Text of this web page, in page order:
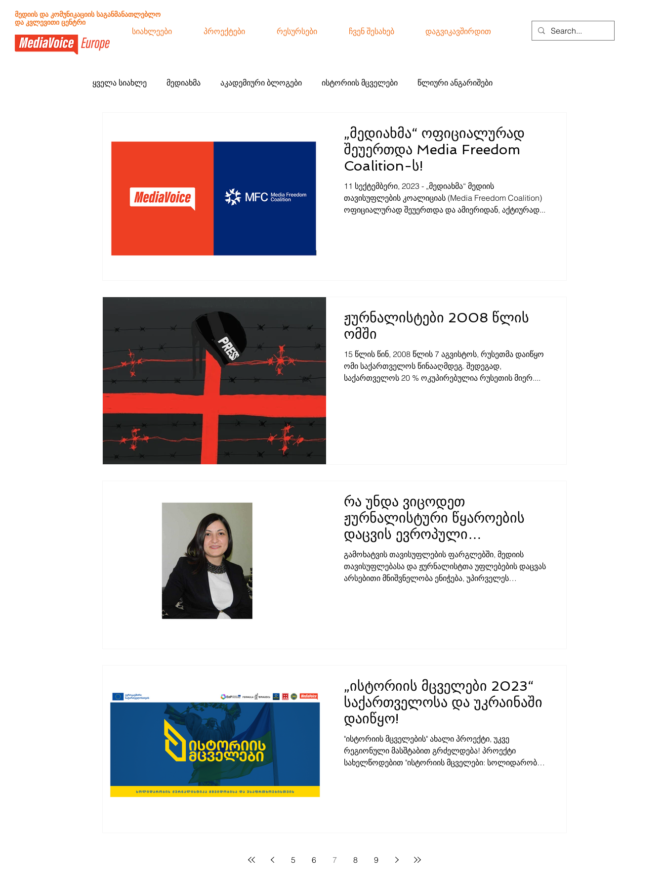
სიახლეები პროექტები რესურსები ჩვენ შესახებ დაგვიკავშირდით
მედიის და კომუნიკაციის საგანმანათლებლო
და კვლევითი ცენტრი
ყველა სიახლე მედიახმა აკადემიური ბლოგები ისტორიის მცველები წლიური ანგარიშები
„მედიახმა“ ოფიციალურად
შეუერთდა Media Freedom
Coalition-ს!
11 სექტემბერი, 2023 - „მედიახმა“ მედიის
თავისუფლების კოალიციას (Media Freedom Coalition)
ოფიციალურად შეუერთდა და ამიერიდან, აქტიურად...
ჟურნალისტები 2008 წლის
ომში
15 წლის წინ, 2008 წლის 7 აგვისტოს, რუსეთმა დაიწყო
ომი საქართველოს წინააღმდეგ. შედეგად,
საქართველოს 20 % ოკუპირებულია რუსეთის მიერ....
რა უნდა ვიცოდეთ
ჟურნალისტური წყაროების
დაცვის ევროპული
სტანდარტების შესახებ?
გამოხატვის თავისუფლების ფარგლებში, მედიის
თავისუფლებასა და ჟურნალისტთა უფლებების დაცვას
არსებითი მნიშვნელობა ენიჭება, უპირველეს
„ისტორიის მცველები 2023“
საქართველოსა და უკრაინაში
დაიწყო!
"ისტორიის მცველების" ახალი პროექტი, უკვე
რეგიონული მასშტაბით გრძელდება! პროექტი
სახელწოდებით "ისტორიის მცველები: სოლიდარობის
5 6 7 8 9